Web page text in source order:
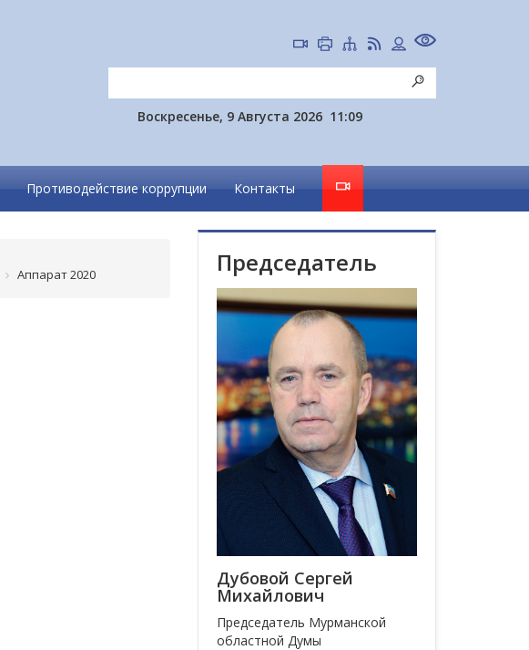
Воскресенье, 9 Августа 2026 11:09
Противодействие коррупции Контакты
Аппарат 2020 Председатель
Дубовой Сергей
Михайлович
Председатель Мурманской
областной Думы